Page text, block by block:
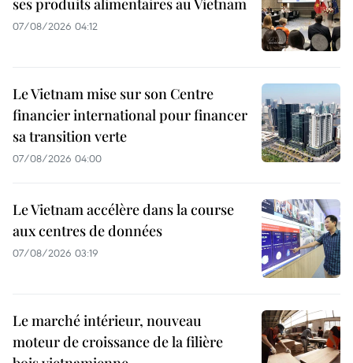
ses produits alimentaires au Vietnam
07/08/2026 04:12
Le Vietnam mise sur son Centre
financier international pour financer
sa transition verte
07/08/2026 04:00
Le Vietnam accélère dans la course
aux centres de données
07/08/2026 03:19
Le marché intérieur, nouveau
moteur de croissance de la filière